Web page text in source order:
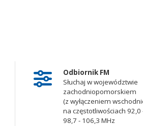
Odbiornik FM
Słuchaj w województwie
zachodniopomorskiem
(z wyłączeniem
na częstotliwościach 92,0
98,7 - 106,3 MHz